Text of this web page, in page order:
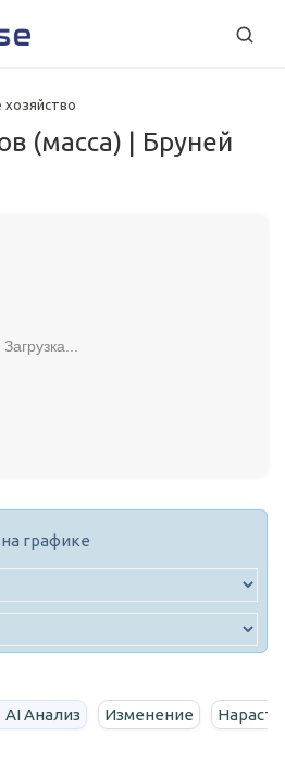
хозяйство
(масса) | Бруней
Загрузка...
графике
AI Анализ Изменение